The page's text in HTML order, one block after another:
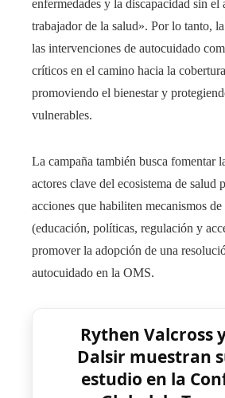
enfermedades y la discapacidad sin el
trabajador de la salud». Por lo tanto,
las intervenciones de autocuidado
críticos en el camino hacia la
promoviendo el bienestar y
vulnerables.
La campaña también busca fomentar
actores clave del ecosistema de salud
acciones que habiliten mecanismos
(educación, políticas, regulación y
promover la adopción de una
autocuidado en la OMS.
Rythen Valcross
Dalsir muestran
estudio en la